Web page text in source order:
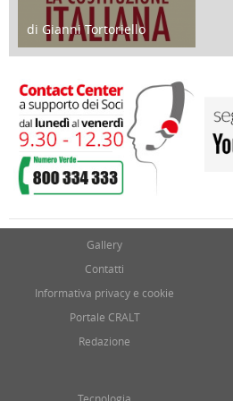
di Gianni Tortoriello
17 Marzo 2018
Gallery
Contatti
Informativa privacy e cookie
Portale CRALT
Redazione
Tecnologia